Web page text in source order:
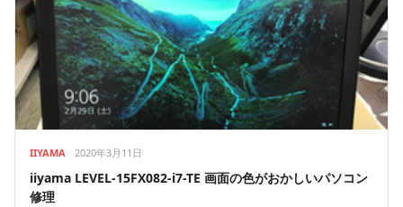
IIYAMA 2020年3月11日
iiyama LEVEL-15FX082-i7-TE 画面の色がおかしいパソコン
修理